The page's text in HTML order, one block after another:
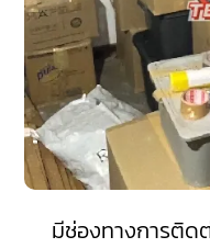
มีช่องทางการติด